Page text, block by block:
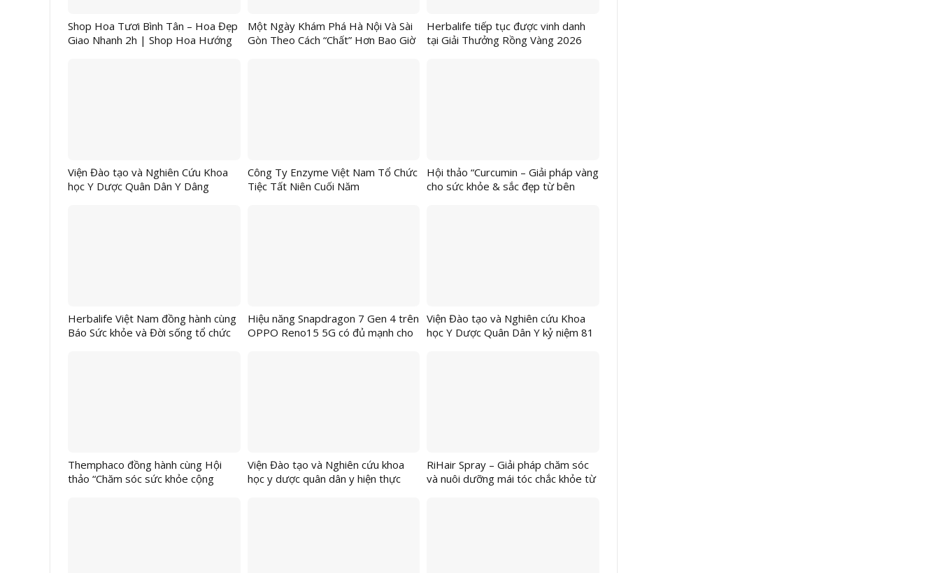
Shop Hoa Tươi Bình Tân – Hoa Đẹp
Giao Nhanh 2h | Shop Hoa Hướng
Một Ngày Khám Phá Hà Nội Và Sài
Gòn Theo Cách “Chất” Hơn Bao Giờ
Herbalife tiếp tục được vinh danh
tại Giải Thưởng Rồng Vàng 2026
Viện Đào tạo và Nghiên Cứu Khoa
học Y Dược Quân Dân Y Dâng
Công Ty Enzyme Việt Nam Tổ Chức
Tiệc Tất Niên Cuối Năm
Hội thảo “Curcumin – Giải pháp vàng
cho sức khỏe & sắc đẹp từ bên
Herbalife Việt Nam đồng hành cùng
Báo Sức khỏe và Đời sống tổ chức
Hiệu năng Snapdragon 7 Gen 4 trên
OPPO Reno15 5G có đủ mạnh cho
Viện Đào tạo và Nghiên cứu Khoa
học Y Dược Quân Dân Y kỷ niệm 81
Themphaco đồng hành cùng Hội
thảo “Chăm sóc sức khỏe cộng
Viện Đào tạo và Nghiên cứu khoa
học y dược quân dân y hiện thực
RiHair Spray – Giải pháp chăm sóc
và nuôi dưỡng mái tóc chắc khỏe từ